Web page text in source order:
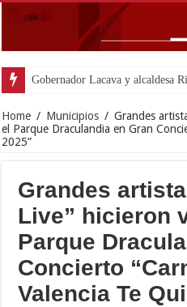
Home / Municipios / Grandes
el Parque Draculandia en Gran
2025”
Grandes
Live” hicieron
Parque
Concierto
Valencia Te